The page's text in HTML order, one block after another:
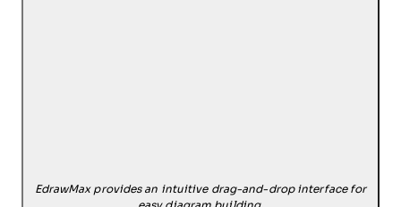
EdrawMax provides an intuitive drag-and-drop interface for